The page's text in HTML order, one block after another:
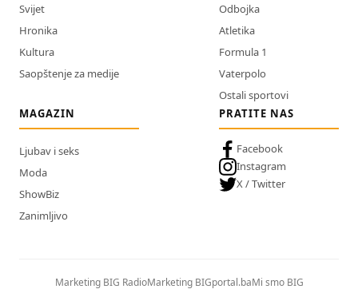
Svijet
Hronika
Kultura
Saopštenje za medije
Odbojka
Atletika
Formula 1
Vaterpolo
Ostali sportovi
MAGAZIN
Ljubav i seks
Moda
ShowBiz
Zanimljivo
PRATITE NAS
Facebook
Instagram
X / Twitter
Marketing BIG RadioMarketing BIGportal.baMi smo BIG